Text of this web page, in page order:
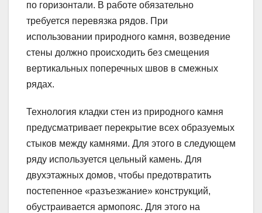
по горизонтали. В работе обязательно
требуется перевязка рядов. При
использовании природного камня, возведение
стены должно происходить без смещения
вертикальных поперечных швов в смежных
рядах.
Технология кладки стен из природного камня
предусматривает перекрытие всех образуемых
стыков между камнями. Для этого в следующем
ряду используется цельный камень. Для
двухэтажных домов, чтобы предотвратить
постепенное «разъезжание» конструкций,
обустраивается армопояс. Для этого на